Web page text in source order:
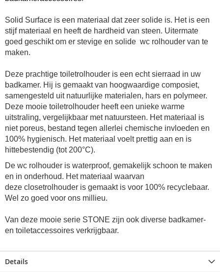
Solid Surface is een materiaal dat zeer solide is. Het is een
stijf materiaal en heeft de hardheid van steen. Uitermate
goed geschikt om er stevige en solide wc rolhouder van te
maken.
Deze prachtige toiletrolhouder is een echt sierraad in uw
badkamer. Hij is gemaakt van hoogwaardige composiet,
samengesteld uit natuurlijke materialen, hars en polymeer.
Deze mooie toiletrolhouder heeft een unieke warme
uitstraling, vergelijkbaar met natuursteen. Het materiaal is
niet poreus, bestand tegen allerlei chemische invloeden en
100% hygienisch. Het materiaal voelt prettig aan en is
hittebestendig (tot 200°C).
De wc rolhouder is waterproof, gemakelijk schoon te maken
en in onderhoud. Het materiaal waarvan
deze closetrolhouder is gemaakt is voor 100% recyclebaar.
Wel zo goed voor ons millieu.
Van deze mooie serie STONE zijn ook diverse badkamer-
en toiletaccessoires verkrijgbaar.
Details